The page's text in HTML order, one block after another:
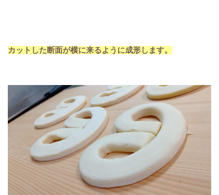
カットした断面が横に来るように成形します。